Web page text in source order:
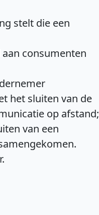
stelt die een
consumenten
het sluiten van de
op afstand;
van een